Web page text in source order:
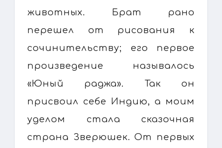
животных. Брат рано
перешел от рисования к
сочинительству; его первое
произведение называлось
«Юный раджа». Так он
присвоил себе Индию, а моим
уделом стала сказочная
страна Зверюшек. От первых